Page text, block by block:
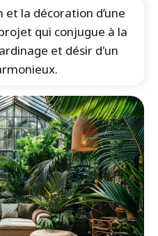
et la décoration d’une
qui conjugue à la
et désir d'un